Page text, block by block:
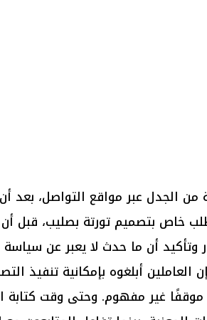
الجدل عبر مواقع التواصل، بعد
خاص بتصميم تورتة بصليب، قبل
وتأكيد أن ما حدث لا يعبر عن سياسة
أبلغوه بإمكانية تنفيذ
غير مفهوم. وحتى وقت كتابة